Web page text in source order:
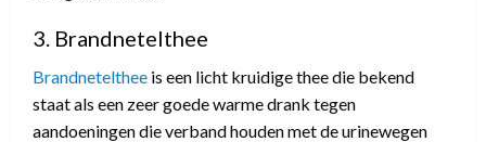
3. Brandnetelthee
Brandnetelthee is een licht kruidige thee die bekend
staat als een zeer goede warme drank tegen
aandoeningen die verband houden met de urinewegen